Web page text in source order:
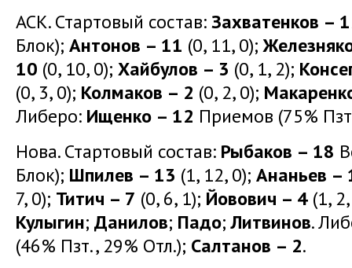
АСК. Стартовый состав:Захватенков –
Блок); Антонов – 11 (0, 11, 0);
10 (0, 10, 0); Хайбулов – 3 (0, 1, 2);
(0, 3, 0); Колмаков – 2 (0, 2, 0);
Либеро: Ищенко – 12 Приемов (75%
Нова. Стартовый состав: Рыбаков – 18
Блок); Шпилев – 13 (1, 12, 0); Ананьев –
7, 0); Титич – 7 (0, 6, 1); Йовович – 4 (1,
Кулыгин; Данилов; Падо;Литвинов.
(46% Пзт., 29% Отл.); Салтанов – 2.